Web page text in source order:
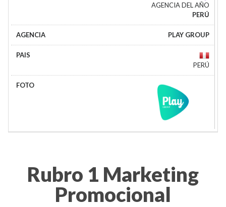
AGENCIA DEL AÑO
PERÚ
PLAY GROUP
PERÚ
Rubro 1 Marketing
Promocional